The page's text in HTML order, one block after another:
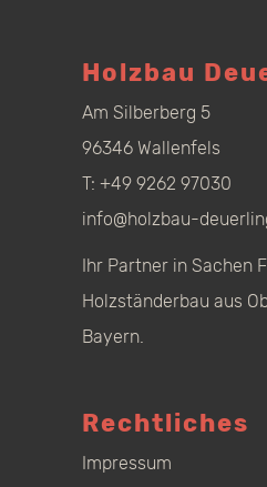
Holzbau
Am Silberberg 5
96346 Wallenfels
T: +49 9262 97030
info@holzbau-
Ihr Partner in Sachen
Holzständerbau aus
Bayern.
Rechtliches
Impressum